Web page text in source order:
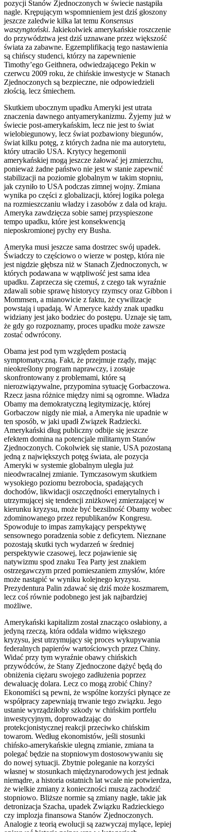
pozycji Stanów Zjednoczonych w świecie nastąpiła
nagle. Krępującym wspomnieniem jest dziś głoszony
jeszcze zaledwie kilka lat temu Konsensus
waszyngtoński. Jakiekolwiek amerykańskie roszczenie
do przywództwa jest dziś uznawane przez większość
świata za zabawne. Egzemplifikacją tego nastawienia
są chińscy studenci, którzy na zapewnienie
Timothy’ego Geithnera, odwiedzającego Pekin w
czerwcu 2009 roku, że chińskie inwestycje w Stanach
Zjednoczonych są bezpieczne, nie odpowiedzieli
złością, lecz śmiechem.
Skutkiem ubocznym upadku Ameryki jest utrata
znaczenia dawnego antyamerykanizmu. Żyjemy już w
świecie post-amerykańskim, lecz nie jest to świat
wielobiegunowy, lecz świat pozbawiony biegunów,
świat kilku potęg, z których żadna nie ma autorytetu,
który utraciło USA. Krytycy hegemonii
amerykańskiej mogą jeszcze żałować jej zmierzchu,
ponieważ żadne państwo nie jest w stanie zapewnić
stabilizacji na poziomie globalnym w takim stopniu,
jak czyniło to USA podczas zimnej wojny. Zmiana
wynika po części z globalizacji, której logika polega
na rozmieszczaniu władzy i zasobów z dala od kraju.
Ameryka zawdzięcza sobie samej przyspieszone
tempo upadku, które jest konsekwencją
nieposkromionej pychy ery Busha.
Ameryka musi jeszcze sama dostrzec swój upadek.
Świadczy to częściowo o wierze w postęp, która nie
jest nigdzie głębsza niż w Stanach Zjednoczonych, w
których podawana w wątpliwość jest sama idea
upadku. Zaprzecza się czemuś, z czego tak wyraźnie
zdawali sobie sprawę historycy rzymscy oraz Gibbon i
Mommsen, a mianowicie z faktu, że cywilizacje
powstają i upadają. W Ameryce każdy znak upadku
widziany jest jako bodziec do postępu. Uznaje się tam,
że gdy go rozpoznamy, proces upadku może zawsze
zostać odwrócony.
Obama jest pod tym względem postacią
symptomatyczną. Fakt, że przejmuje rządy, mając
nieokreślony program naprawczy, i zostaje
skonfrontowany z problemami, które są
nierozwiązywalne, przypomina sytuację Gorbaczowa.
Rzecz jasna różnice między nimi są ogromne. Władza
Obamy ma demokratyczną legitymizację, której
Gorbaczow nigdy nie miał, a Ameryka nie upadnie w
ten sposób, w jaki upadł Związek Radziecki.
Amerykański dług publiczny odbije się jeszcze
efektem domina na potencjale militarnym Stanów
Zjednoczonych. Cokolwiek się stanie, USA pozostaną
jedną z największych potęg świata, ale pozycja
Ameryki w systemie globalnym uległa już
nieodwracalnej zmianie. Tymczasowym skutkiem
wysokiego poziomu bezrobocia, spadających
dochodów, likwidacji oszczędności emerytalnych i
utrzymującej się tendencji zniżkowej zmierzającej w
kierunku kryzysu, może być bezsilność Obamy wobec
zdominowanego przez republikanów Kongresu.
Spowoduje to impas zamykający perspektywę
sensownego poradzenia sobie z deficytem. Nieznane
pozostają skutki tych wydarzeń w średniej
perspektywie czasowej, lecz pojawienie się
natywizmu spod znaku Tea Party jest znakiem
ostrzegawczym przed pomieszaniem zmysłów, które
może nastąpić w wyniku kolejnego kryzysu.
Prezydentura Palin zdawać się dziś może koszmarem,
lecz coś równie podobnego jest jak najbardziej
możliwe.
Amerykański kapitalizm został znacząco osłabiony, a
jedyną rzeczą, która oddala widmo większego
kryzysu, jest utrzymujący się proces wykupywania
federalnych papierów wartościowych przez Chiny.
Widać przy tym wyraźnie obawy chińskich
przywódców, że Stany Zjednoczone dążyć będą do
obniżenia ciężaru swojego zadłużenia poprzez
dewaluację dolara. Lecz co mogą zrobić Chiny?
Ekonomiści są pewni, że wspólne korzyści płynące ze
współpracy zapewniają trwanie tego związku. Jego
ustanie wyrządziłoby szkody w chińskim portfelu
inwestycyjnym, doprowadzając do
protekcjonistycznej reakcji przeciwko chińskim
towarom. Według ekonomistów, jeśli stosunki
chińsko-amerykańskie ulegną zmianie, zmiana ta
polegać będzie na stopniowym dostosowywaniu się
do nowej sytuacji. Zbytnie poleganie na korzyści
własnej w stosunkach międzynarodowych jest jednak
niemądre, a historia ostatnich lat wcale nie potwierdza,
że wielkie zmiany z konieczności muszą zachodzić
stopniowo. Bliższe normie są zmiany nagłe, takie jak
detronizacja Szacha, upadek Związku Radzieckiego
czy implozja finansowa Stanów Zjednoczonych.
Analogie z teorią ewolucji są zazwyczaj mylące, lepiej